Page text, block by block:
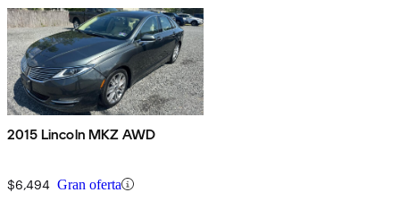
2015 Lincoln MKZ AWD
$6,494 Gran oferta